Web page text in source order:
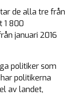
de alla tre från
1 800
januari 2016
politiker som
politikerna
av landet,